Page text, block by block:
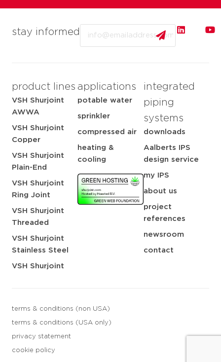
stay informed
product lines
VSH Shurjoint
AWWA
VSH Shurjoint
Copper
VSH Shurjoint
Plain-End
VSH Shurjoint
Ring Joint
VSH Shurjoint
Threaded
VSH Shurjoint
Stainless Steel
VSH Shurjoint
applications
potable water
sprinkler
compressed air
heating &
cooling
integrated
piping
systems
downloads
Aalberts IPS
design service
my IPS
about us
project
references
newsroom
contact
terms & conditions (non USA)
terms & conditions (USA only)
privacy statement
cookie policy